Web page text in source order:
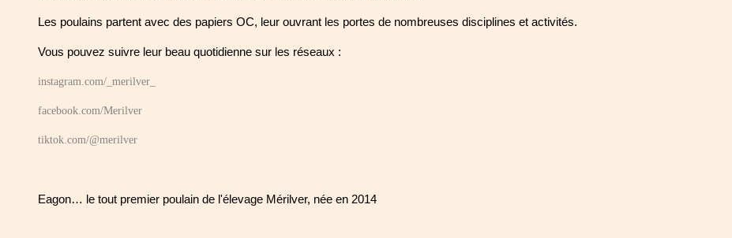
Les poulains partent avec des papiers OC, leur ouvrant les portes de nombreuses disciplines et activités.
Vous pouvez suivre leur beau quotidienne sur les réseaux :
instagram.com/_merilver_
facebook.com/Merilver
tiktok.com/@merilver
Eagon… le tout premier poulain de l'élevage Mérilver, née en 2014